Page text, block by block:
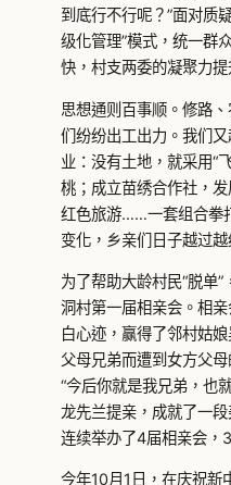
到底行不行呢？”面对质
级化管理”模式，统一群
快，村支两委的凝聚力
思想通则百事顺。修路
们纷纷出工出力。我们
业：没有土地，就采用“
桃；成立苗绣合作社，
红色旅游……一套组合拳
变化，乡亲们日子越过越
为了帮助大龄村民“脱单
洞村第一届相亲会。相
白心迹，赢得了邻村姑
父母兄弟而遭到女方父母
“今后你就是我兄弟，也
龙先兰提亲，成就了一
连续举办了4届相亲会，
今年10月1日，在庆祝新